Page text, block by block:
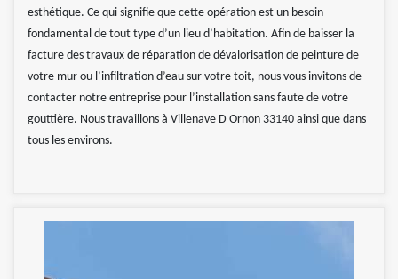
esthétique. Ce qui signifie que cette opération est un besoin
fondamental de tout type d’un lieu d’habitation. Afin de baisser la
facture des travaux de réparation de dévalorisation de peinture de
votre mur ou l’infiltration d’eau sur votre toit, nous vous invitons de
contacter notre entreprise pour l’installation sans faute de votre
gouttière. Nous travaillons à Villenave D Ornon 33140 ainsi que dans
tous les environs.